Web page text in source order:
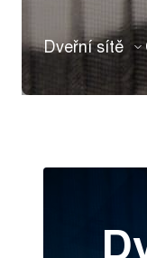
Dveřní sítě